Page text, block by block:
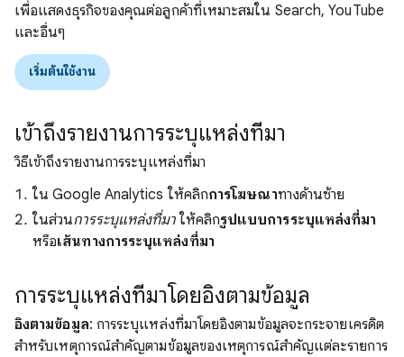
เพื่อแสดงธุรกิจของคุณต่อลูกค้าที่เหมาะสมใน Search, YouTube
และอื่นๆ
เริ่มต้นใช้งาน
เข้าถึงรายงานการระบุแหล่งที่มา
วิธีเข้าถึงรายงานการระบุแหล่งที่มา
ใน Google Analytics ให้คลิกการโฆษณาทางด้านซ้าย
ในส่วนการระบุแหล่งที่มาให้คลิกรูปแบบการระบุแหล่งที่มา
หรือเส้นทางการระบุแหล่งที่มา
การระบุแหล่งที่มาโดยอิงตามข้อมูล
อิงตามข้อมูล: การระบุแหล่งที่มาโดยอิงตามข้อมูลจะกระจายเครดิต
สําหรับเหตุการณ์สําคัญตามข้อมูลของเหตุการณ์สำคัญแต่ละรายการ